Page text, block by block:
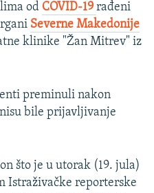
od COVID-19 rađeni
Severne Makedonije
klinike "Žan Mitrev" iz
preminuli nakon
bile prijavljivanje
što je u utorak (19. jula)
Istraživačke reporterske